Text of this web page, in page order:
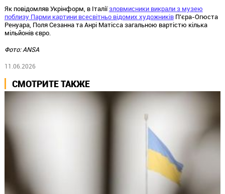
Як повідомляв Укрінформ, в Італіїзловмисники викрали з музею
поблизу Парми картини всесвітньо відомих художниківП'єра-Огюста
Ренуара, Поля Сезанна та Анрі Матісса загальною вартістю кілька
мільйонів євро.
Фото: ANSA
11.06.2026
СМОТРИТЕ ТАКЖЕ